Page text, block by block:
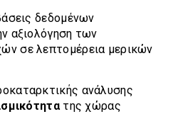
δεδομένων
αξιολόγηση των
σε λεπτομέρεια μερικών
ανάλυσης
της χώρας